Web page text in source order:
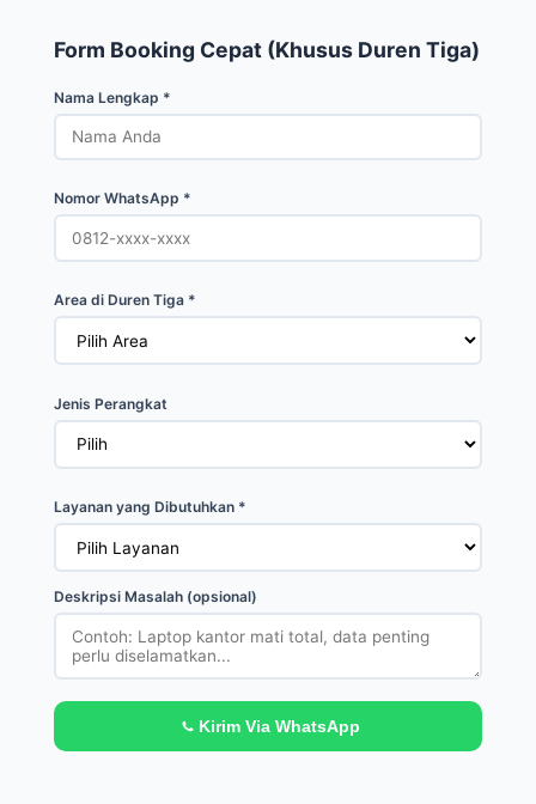
Form Booking Cepat (Khusus Duren Tiga)
Nama Lengkap *
Nomor WhatsApp *
Area di Duren Tiga *
Jenis Perangkat
Layanan yang Dibutuhkan *
Deskripsi Masalah (opsional)
Kirim Via WhatsApp